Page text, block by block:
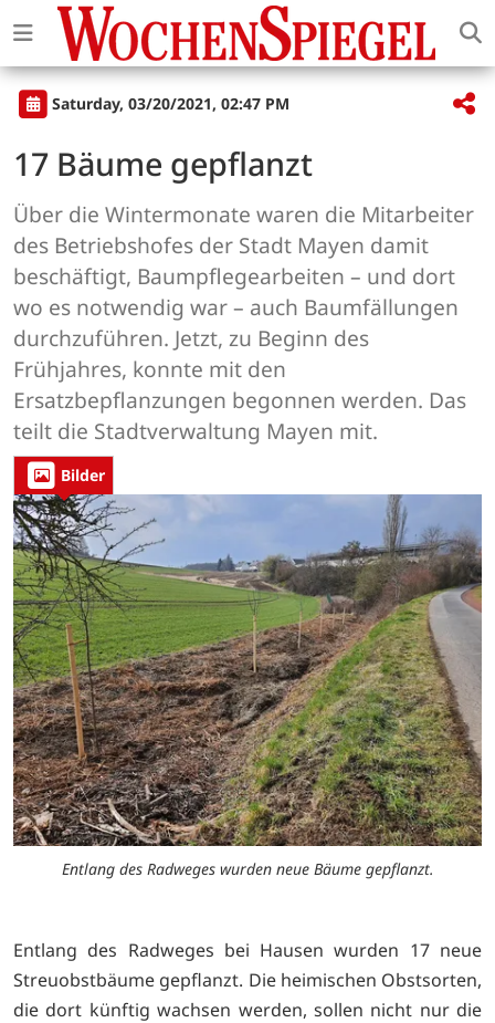
Saturday, 03/20/2021, 02:47 PM
17 Bäume gepflanzt
Über die Wintermonate waren die Mitarbeiter
des Betriebshofes der Stadt Mayen damit
beschäftigt, Baumpflegearbeiten – und dort
wo es notwendig war – auch Baumfällungen
durchzuführen. Jetzt, zu Beginn des
Frühjahres, konnte mit den
Ersatzbepflanzungen begonnen werden. Das
teilt die Stadtverwaltung Mayen mit.
Bilder
Entlang des Radweges wurden neue Bäume gepflanzt.
Entlang des Radweges bei Hausen wurden 17 neue
Streuobstbäume gepflanzt. Die heimischen Obstsorten,
die dort künftig wachsen werden, sollen nicht nur die